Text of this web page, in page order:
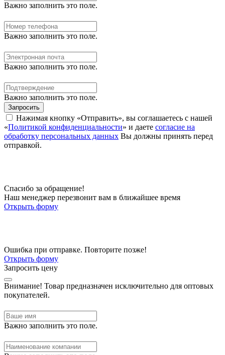
Важно заполнить это поле.
Важно заполнить это поле.
Важно заполнить это поле.
Важно заполнить это поле.
Запросить
Нажимая кнопку «Отправить», вы соглашаетесь с нашей
«Политикой конфиденциальности» и даете согласие на
обработку персональных данных Вы должны принять перед
отправкой.
Спасибо за обращение!
Наш менеджер перезвонит вам в ближайшее время
Открыть форму
Ошибка при отправке. Повторите позже!
Открыть форму
Запросить цену
Внимание! Товар предназначен исключительно для оптовых
покупателей.
Важно заполнить это поле.